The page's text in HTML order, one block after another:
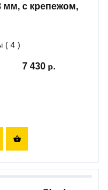
мм, с крепежом,
( 4 )
7 430
